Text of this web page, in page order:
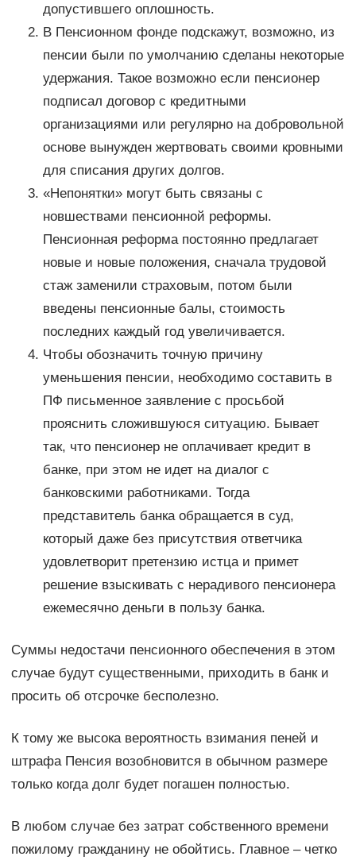
допустившего оплошность.
В Пенсионном фонде подскажут, возможно, из
пенсии были по умолчанию сделаны некоторые
удержания. Такое возможно если пенсионер
подписал договор с кредитными
организациями или регулярно на добровольной
основе вынужден жертвовать своими кровными
для списания других долгов.
«Непонятки» могут быть связаны с
новшествами пенсионной реформы.
Пенсионная реформа постоянно предлагает
новые и новые положения, сначала трудовой
стаж заменили страховым, потом были
введены пенсионные балы, стоимость
последних каждый год увеличивается.
Чтобы обозначить точную причину
уменьшения пенсии, необходимо составить в
ПФ письменное заявление с просьбой
прояснить сложившуюся ситуацию. Бывает
так, что пенсионер не оплачивает кредит в
банке, при этом не идет на диалог с
банковскими работниками. Тогда
представитель банка обращается в суд,
который даже без присутствия ответчика
удовлетворит претензию истца и примет
решение взыскивать с нерадивого пенсионера
ежемесячно деньги в пользу банка.
Суммы недостачи пенсионного обеспечения в этом
случае будут существенными, приходить в банк и
просить об отсрочке бесполезно.
К тому же высока вероятность взимания пеней и
штрафа Пенсия возобновится в обычном размере
только когда долг будет погашен полностью.
В любом случае без затрат собственного времени
пожилому гражданину не обойтись. Главное – четко